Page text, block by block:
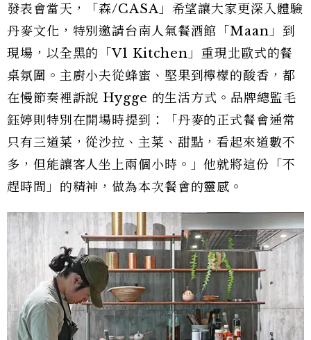
發表會當天，「森/CASA」希望讓大家更深入體驗
丹麥文化，特別邀請台南人氣餐酒館「Maan」到
現場，以全黑的「V1 Kitchen」重現北歐式的餐
桌氛圍。主廚小夫從蜂蜜、堅果到檸檬的酸香，都
在慢節奏裡訴說 Hygge 的生活方式。品牌總監毛
鈺婷則特別在開場時提到：「丹麥的正式餐會通常
只有三道菜，從沙拉、主菜、甜點，看起來道數不
多，但能讓客人坐上兩個小時。」他就將這份「不
趕時間」的精神，做為本次餐會的靈感。